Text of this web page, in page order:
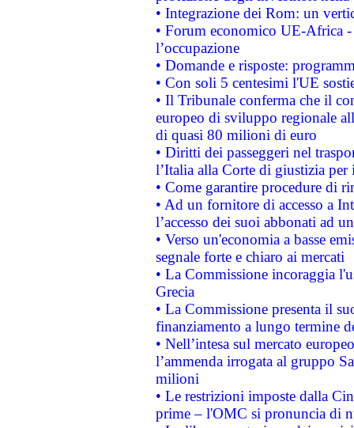
• Integrazione dei Rom: un
• Forum economico UE-Africa -
l’occupazione
• Domande e risposte:
• Con soli 5 centesimi l'UE
• Il Tribunale conferma che il
europeo di sviluppo regionale
di quasi 80 milioni di euro
• Diritti dei passeggeri nel
l’Italia alla Corte di giustizia
• Come garantire procedure di
• Ad un fornitore di accesso a
l’accesso dei suoi abbonati ad
• Verso un'economia a basse
segnale forte e chiaro ai mercati
• La Commissione incoraggia
Grecia
• La Commissione presenta il
finanziamento a lungo termine
• Nell’intesa sul mercato
l’ammenda irrogata al gruppo
milioni
• Le restrizioni imposte dalla
prime – l'OMC si pronuncia di